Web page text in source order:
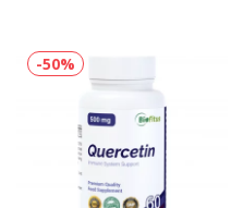
-50%